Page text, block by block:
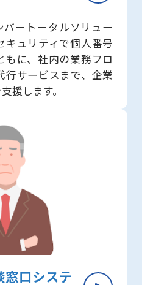
ートータルソリュー
キュリティで個人番号
もに、社内の業務フロ
行サービスまで、企業
援します。
窓口システ